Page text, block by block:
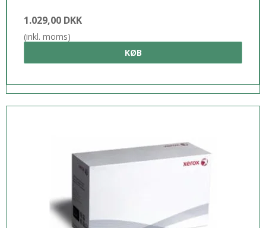
1.029,00 DKK
(inkl. moms)
KØB